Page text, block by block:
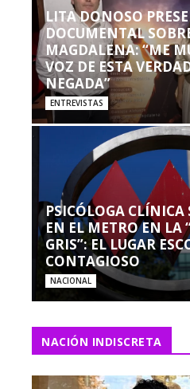
LITA DONOSO
DOCUMENTAL
MAGDALENA: “ME
VOZ DE ESTA
NEGADA”
ENTREVISTAS
PSICÓLOGA
EN EL METRO EN LA
GRIS”: EL LUGAR
CONTAGIOSO
NACIONAL
NACIÓN INDISCRETA